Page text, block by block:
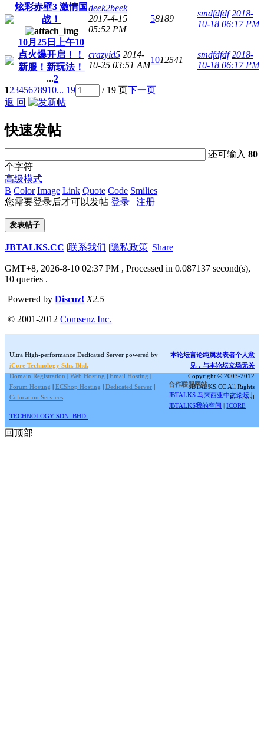
炫彩赤壁3 激情国
战！
deek2beek
2017-4-15
05:52 PM
58189
smdfdfdf 2018-
10-18 06:17 PM
10月25日上午10
点火爆开启！！
新服！新玩法！
...2
crazyid5 2014-
10-25 03:51 AM
1012541
smdfdfdf 2018-
10-18 06:17 PM
12345678910... 19 / 19 页下一页
返 回
快速发帖
还可输入80
个字符
高级模式
B Color Image Link Quote Code Smilies
您需要登录后才可以发帖 登录 | 注册
发表帖子
JBTALKS.CC |联系我们 |隐私政策 |Share
GMT+8, 2026-8-10 02:37 PM , Processed in 0.087137 second(s),
10 queries .
Powered by Discuz! X2.5
© 2001-2012 Comsenz Inc.
Ultra High-performance Dedicated Server powered by
iCore Technology Sdn. Bhd.
Domain Registration | Web Hosting | Email Hosting |
Forum Hosting | ECShop Hosting | Dedicated Server |
Colocation Services
本论坛言论纯属发表者个人意
见，与本论坛立场无关
Copyright © 2003-2012
JBTALKS.CC All Rights
Reserved
合作联盟网站:
JBTALKS 马来西亚中文论坛 |
JBTALKS我的空间 |ICORE
TECHNOLOGY SDN. BHD.
回顶部